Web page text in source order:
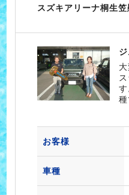
スズキアリーナ桐生笠
お客様
車種